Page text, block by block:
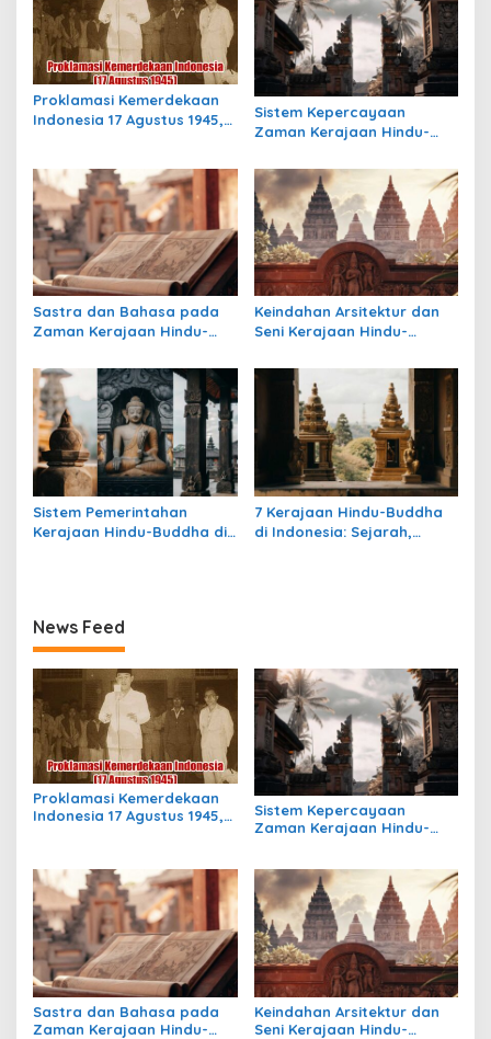
s
i
p
o
Proklamasi Kemerdekaan
Indonesia 17 Agustus 1945,
Sistem Kepercayaan
Zaman Kerajaan Hindu-
Warisan Spiritual yang
Masih Bertahan
Sastra dan Bahasa pada
Zaman Kerajaan Hindu-
Keindahan Arsitektur dan
Seni Kerajaan Hindu-
Warisan Megah yang Abadi
Sistem Pemerintahan
Kerajaan Hindu-Buddha di
7 Kerajaan Hindu-Buddha
di Indonesia: Sejarah,
News Feed
Proklamasi Kemerdekaan
Indonesia 17 Agustus 1945,
Sistem Kepercayaan
Zaman Kerajaan Hindu-
Masih Bertahan
Sastra dan Bahasa pada
Zaman Kerajaan Hindu-
Keindahan Arsitektur dan
Seni Kerajaan Hindu-